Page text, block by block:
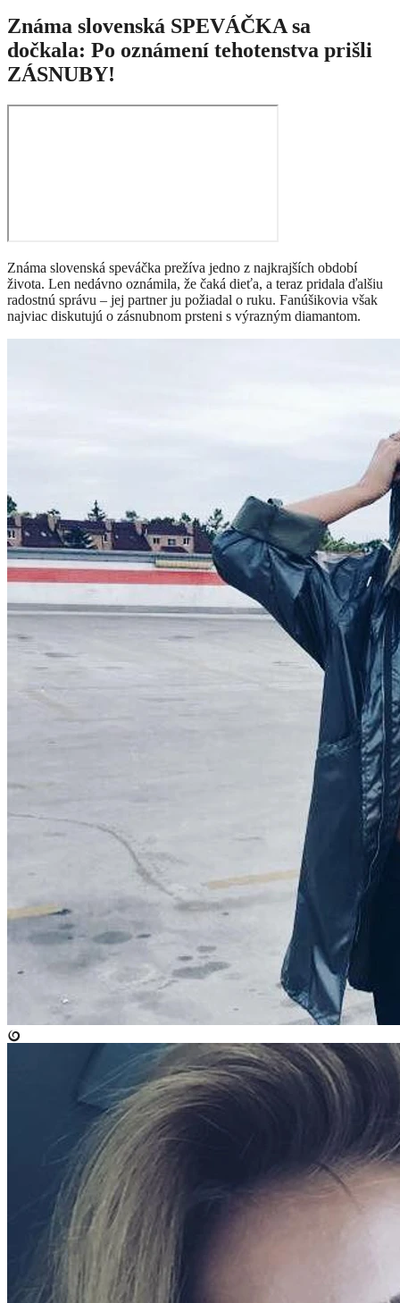
Známa slovenská SPEVÁČKA sa
dočkala: Po oznámení tehotenstva prišli
ZÁSNUBY!
Známa slovenská speváčka prežíva jedno z najkrajších období
života. Len nedávno oznámila, že čaká dieťa, a teraz pridala ďalšiu
radostnú správu – jej partner ju požiadal o ruku. Fanúšikovia však
najviac diskutujú o zásnubnom prsteni s výrazným diamantom.